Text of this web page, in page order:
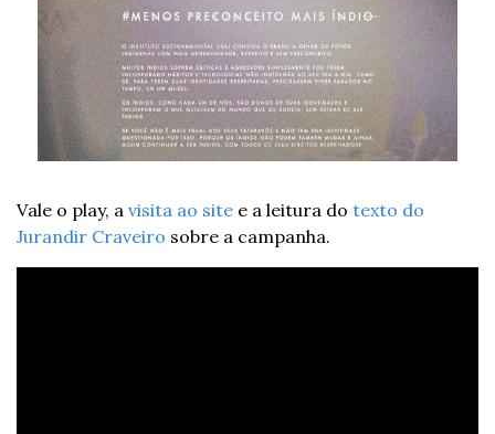
Vale o play, a visita ao site e a leitura do texto do
Jurandir Craveiro sobre a campanha.